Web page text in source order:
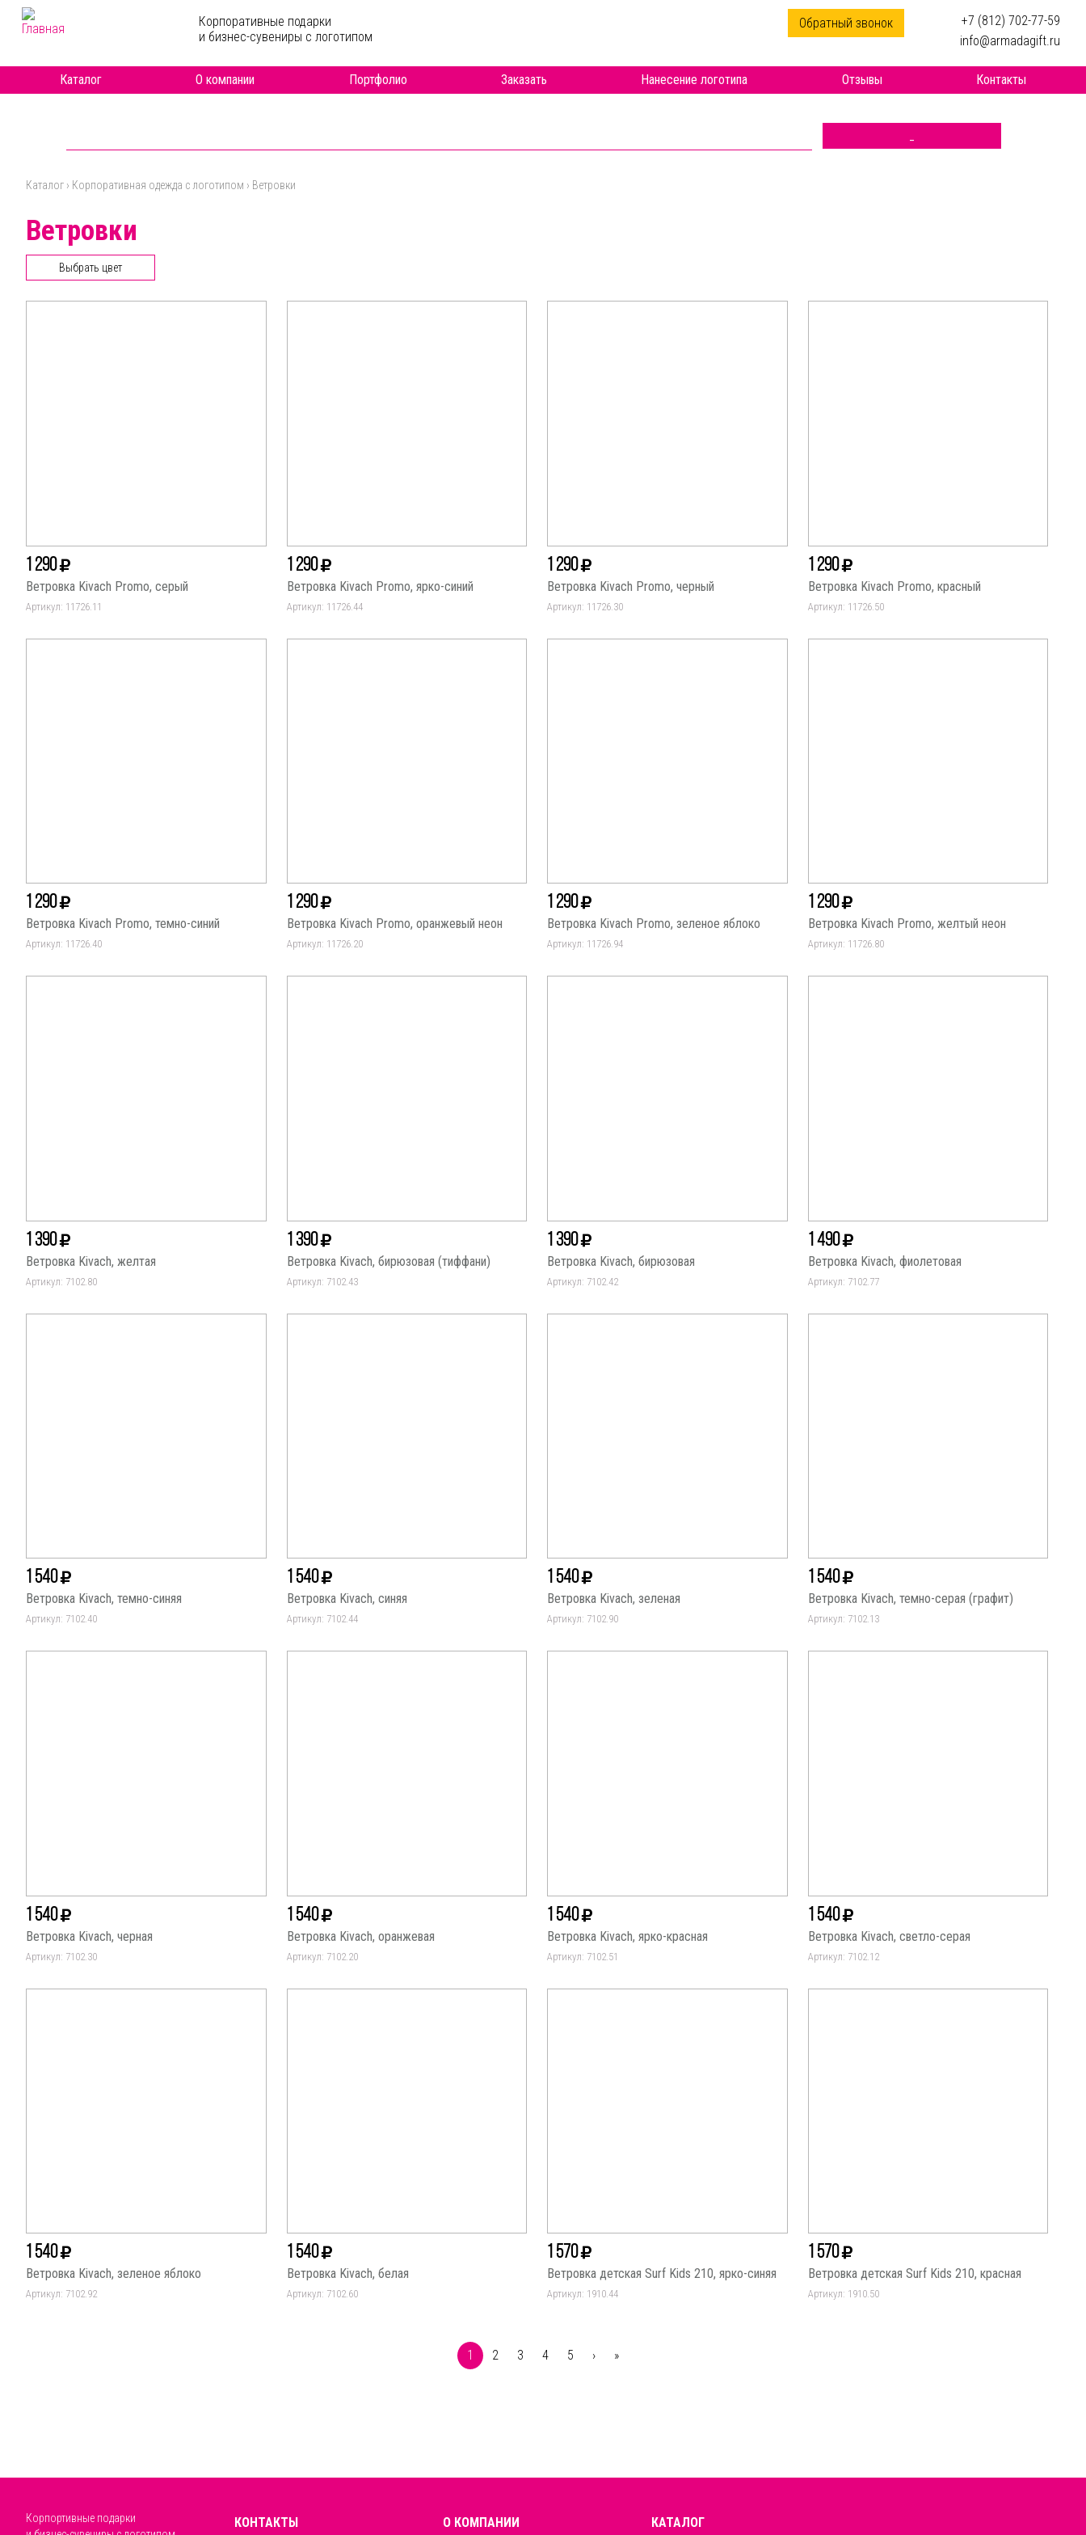
Перейти к основному содержанию
Корпоративные подарки
и бизнес-сувениры с логотипом
Обратный звонок
+7 (812) 702-77-59
info@armadagift.ru
Каталог О компании Портфолио Заказать Нанесение логотипа Отзывы Контакты
Вы здесь
Каталог › Корпоративная одежда с логотипом › Ветровки
Ветровки
Выбрать цвет
1 290
Ветровка Kivach Promo, серый
Артикул: 11726.11
1 290
Ветровка Kivach Promo, ярко-синий
Артикул: 11726.44
1 290
Ветровка Kivach Promo, черный
Артикул: 11726.30
1 290
Ветровка Kivach Promo, красный
Артикул: 11726.50
1 290
Ветровка Kivach Promo, темно-синий
Артикул: 11726.40
1 290
Ветровка Kivach Promo, оранжевый неон
Артикул: 11726.20
1 290
Ветровка Kivach Promo, зеленое яблоко
Артикул: 11726.94
1 290
Ветровка Kivach Promo, желтый неон
Артикул: 11726.80
1 390
Ветровка Kivach, желтая
Артикул: 7102.80
1 390
Ветровка Kivach, бирюзовая (тиффани)
Артикул: 7102.43
1 390
Ветровка Kivach, бирюзовая
Артикул: 7102.42
1 490
Ветровка Kivach, фиолетовая
Артикул: 7102.77
1 540
Ветровка Kivach, темно-синяя
Артикул: 7102.40
1 540
Ветровка Kivach, синяя
Артикул: 7102.44
1 540
Ветровка Kivach, зеленая
Артикул: 7102.90
1 540
Ветровка Kivach, темно-серая (графит)
Артикул: 7102.13
1 540
Ветровка Kivach, черная
Артикул: 7102.30
1 540
Ветровка Kivach, оранжевая
Артикул: 7102.20
1 540
Ветровка Kivach, ярко-красная
Артикул: 7102.51
1 540
Ветровка Kivach, светло-серая
Артикул: 7102.12
1 540
Ветровка Kivach, зеленое яблоко
Артикул: 7102.92
1 540
Ветровка Kivach, белая
Артикул: 7102.60
1 570
Ветровка детская Surf Kids 210, ярко-синяя
Артикул: 1910.44
1 570
Ветровка детская Surf Kids 210, красная
Артикул: 1910.50
1 2 3 4 5 › »
Корпортивные подарки
КОНТАКТЫ О КОМПАНИИ КАТАЛОГ